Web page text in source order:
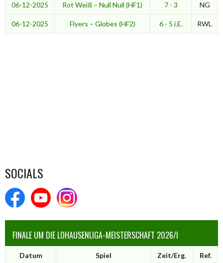
06-12-2025 Rot Weiß – Null Null (HF1) 7 - 3 NG
06-12-2025 Flyers – Globes (HF2) 6 - 5 i.E. RWL
SOCIALS
FINALE UM DIE LOHAUSENLIGA-MEISTERSCHAFT 2026/I
Datum Spiel Zeit/Erg. Ref.